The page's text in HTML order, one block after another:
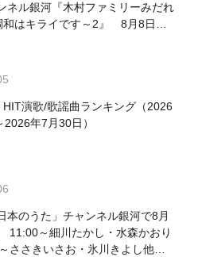
ネル銀河『木村ファミリーみだれ
和はキライです～2』 8月8日
HIT演歌/歌謡曲ランキング（2026
年7月30日）
本のうた」チャンネル銀河で8月
～細川たかし・水森かおり
ささきいさお・氷川きよし他登